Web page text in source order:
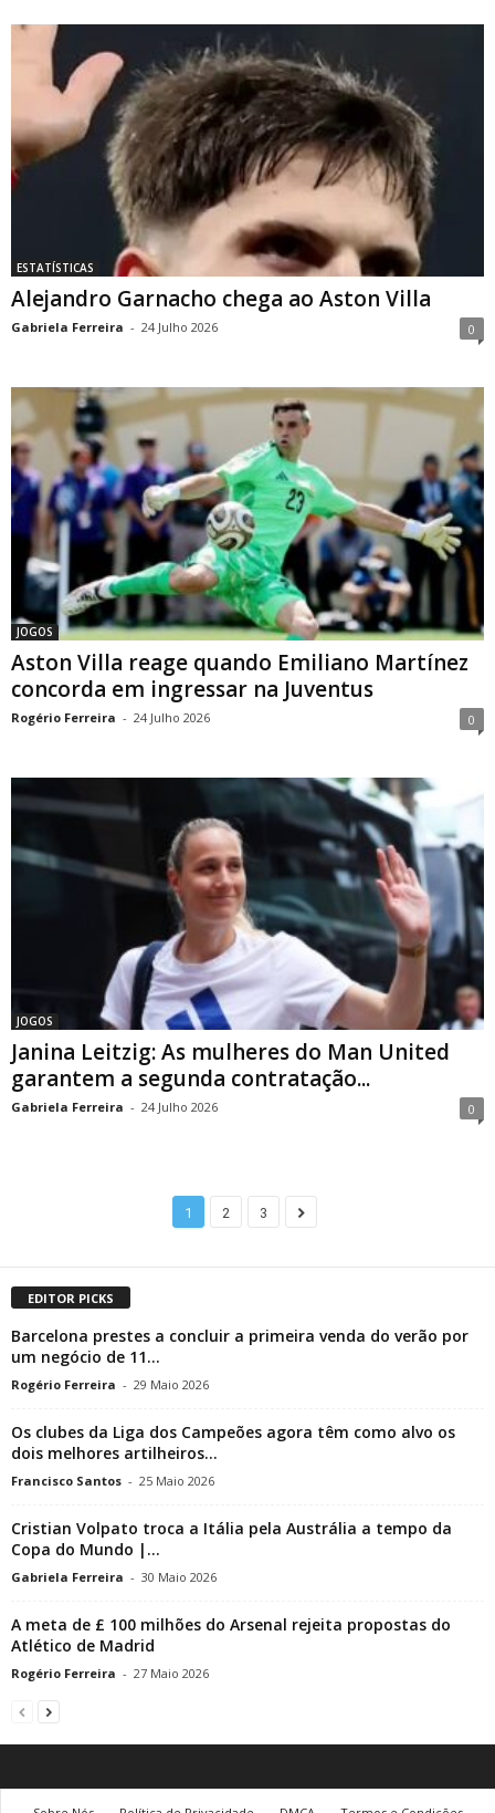
ESTATÍSTICAS
Alejandro Garnacho chega ao Aston Villa
Gabriela Ferreira - 24 Julho 2026 0
JOGOS
Aston Villa reage quando Emiliano Martínez
concorda em ingressar na Juventus
Rogério Ferreira - 24 Julho 2026 0
JOGOS
Janina Leitzig: As mulheres do Man United
garantem a segunda contratação...
Gabriela Ferreira - 24 Julho 2026 0
1 2 3
EDITOR PICKS
Barcelona prestes a concluir a primeira venda do verão por
um negócio de 11...
Rogério Ferreira - 29 Maio 2026
Os clubes da Liga dos Campeões agora têm como alvo os
dois melhores artilheiros...
Francisco Santos - 25 Maio 2026
Cristian Volpato troca a Itália pela Austrália a tempo da
Copa do Mundo |...
Gabriela Ferreira - 30 Maio 2026
A meta de £ 100 milhões do Arsenal rejeita propostas do
Atlético de Madrid
Rogério Ferreira - 27 Maio 2026